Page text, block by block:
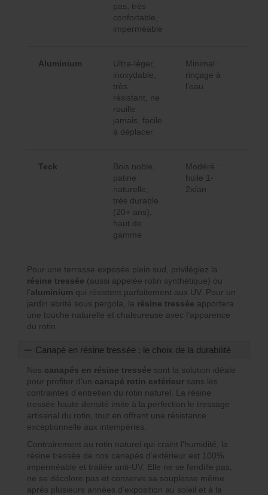
pas, très
confortable,
imperméable
Aluminium
Ultra-léger,
inoxydable,
très
résistant, ne
rouille
jamais, facile
à déplacer
Minimal :
rinçage à
l’eau
Teck
Bois noble,
patine
naturelle,
très durable
(20+ ans),
haut de
gamme
Modéré :
huile 1-
2x/an
Pour une terrasse exposée plein sud, privilégiez la
résine tressée (aussi appelée rotin synthétique) ou
l’aluminium qui résistent parfaitement aux UV. Pour un
jardin abrité sous pergola, la résine tressée apportera
une touche naturelle et chaleureuse avec l’apparence
du rotin.
Canapé en résine tressée : le choix de la durabilité
Nos canapés en résine tressée sont la solution idéale
pour profiter d’un canapé rotin extérieur sans les
contraintes d’entretien du rotin naturel. La résine
tressée haute densité imite à la perfection le tressage
artisanal du rotin, tout en offrant une résistance
exceptionnelle aux intempéries.
Contrairement au rotin naturel qui craint l’humidité, la
résine tressée de nos canapés d’extérieur est 100%
imperméable et traitée anti-UV. Elle ne se fendille pas,
ne se décolore pas et conserve sa souplesse même
après plusieurs années d’exposition au soleil et à la